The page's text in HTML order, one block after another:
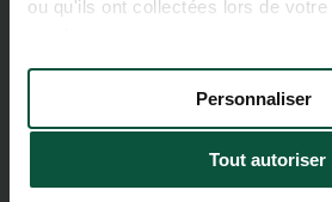
ou qu'ils ont collectées lors de
Tout autoriser
Personnaliser
4